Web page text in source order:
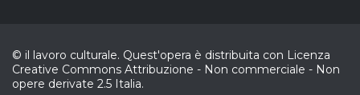
© il lavoro culturale. Quest'opera è distribuita con Licenza
Creative Commons Attribuzione - Non commerciale - Non
opere derivate 2.5 Italia.